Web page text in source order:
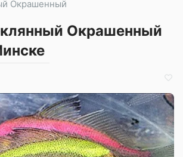
Окрашенный
Окрашенный